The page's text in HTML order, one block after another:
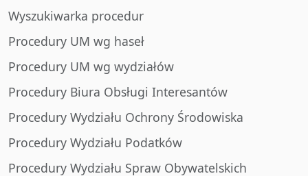
Wyszukiwarka procedur
Procedury UM wg haseł
Procedury UM wg wydziałów
Procedury Biura Obsługi Interesantów
Procedury Wydziału Ochrony Środowiska
Procedury Wydziału Podatków
Procedury Wydziału Spraw Obywatelskich